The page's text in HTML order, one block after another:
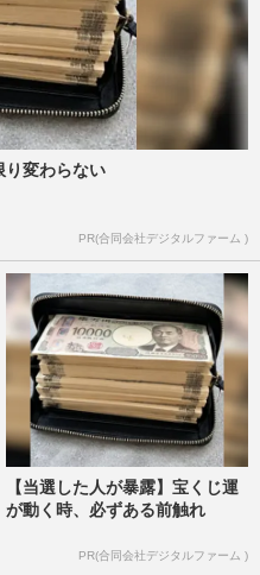
り変わらない
PR(合同会社デジタルファーム )
【当選した人が暴露】宝くじ運
が動く時、必ずある前触れ
PR(合同会社デジタルファーム )